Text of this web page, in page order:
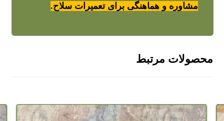
مشاوره و هماهنگی برای تعمیرات سلاح.
محصولات مرتبط